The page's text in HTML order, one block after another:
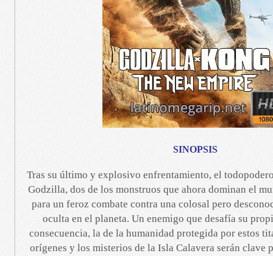
SINOPSIS
Tras su último y explosivo enfrentamiento, el
Godzilla, dos de los monstruos que ahora dominan el
para un feroz combate contra una colosal pero
oculta en el planeta. Un enemigo que desafía su
consecuencia, la de la humanidad protegida por estos
orígenes y los misterios de la Isla Calavera serán clave